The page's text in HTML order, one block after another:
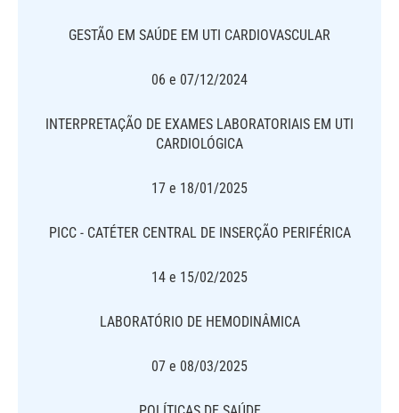
GESTÃO EM SAÚDE EM UTI CARDIOVASCULAR
06 e 07/12/2024
INTERPRETAÇÃO DE EXAMES LABORATORIAIS EM UTI
CARDIOLÓGICA
17 e 18/01/2025
PICC - CATÉTER CENTRAL DE INSERÇÃO PERIFÉRICA
14 e 15/02/2025
LABORATÓRIO DE HEMODINÂMICA
07 e 08/03/2025